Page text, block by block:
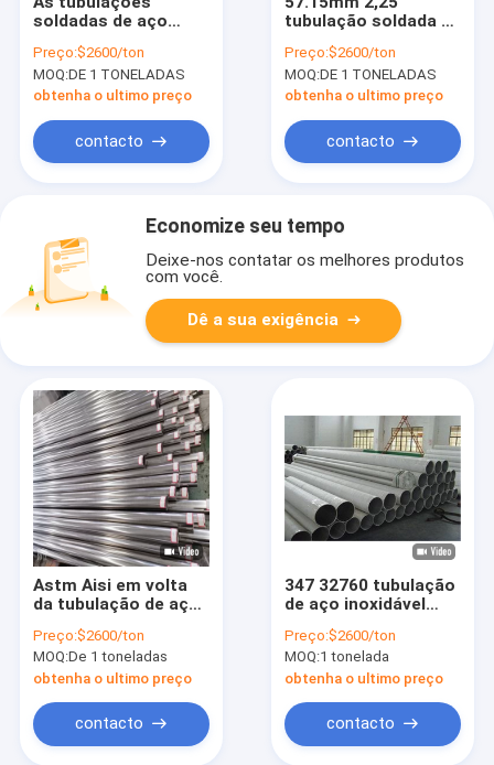
soldadas de aço
programam 40 No.4 o
revestimento
laminado sem
200mm
Preço:$2600/ton
MOQ:DE 1 TONELADAS
obtenha o ultimo preço
contacto
tubulação soldada de
retangular Sch de 2,5
polegadas 40 201
316 laminados a alta
Preço:$2600/ton
MOQ:DE 1 TONELADAS
obtenha o ultimo preço
contacto
Economize seu tempo
Deixe-nos contatar os melhores produtos
com você.
Dê a sua exigência
Astm Aisi em volta
da tubulação de aço
tubulação 304 de
40MM para Buliding
Preço:$2600/ton
MOQ:De 1 toneladas
obtenha o ultimo preço
contacto
347 32760 tubulação
de aço inoxidável
soldados A312 A269
A790 A789 6mm
Preço:$2600/ton
MOQ:1 tonelada
obtenha o ultimo preço
contacto